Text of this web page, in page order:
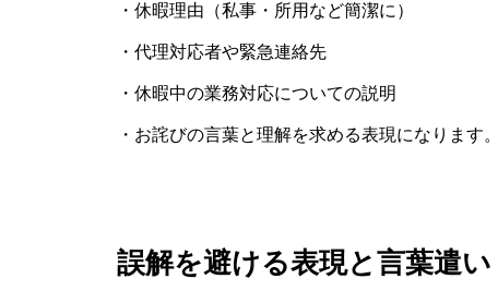
・休暇理由（私事・所用など簡潔に）
・代理対応者や緊急連絡先
・休暇中の業務対応についての説明
・お詫びの言葉と理解を求める表現になります。
誤解を避ける表現と言葉遣い